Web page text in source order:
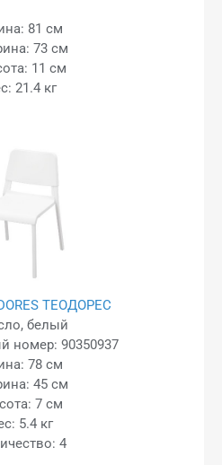
81 см
73 см
11 см
21.4 кг
ТЕОДОРЕС
белый
номер: 90350937
78 см
45 см
7 см
5.4 кг
4